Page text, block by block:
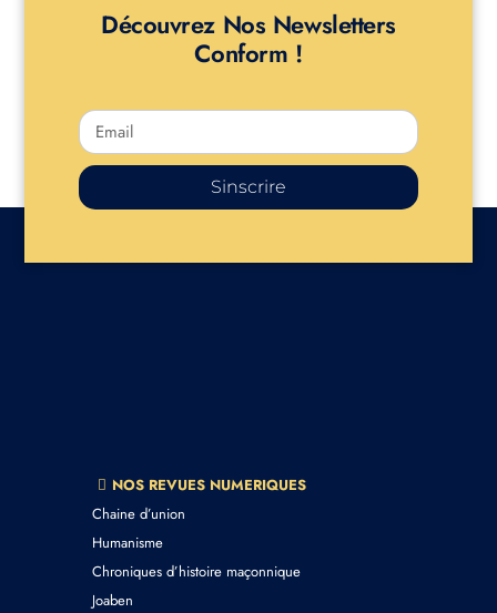
Découvrez Nos Newsletters
Conform !
Sinscrire
NOS REVUES NUMERIQUES
Chaine d’union
Humanisme
Chroniques d’histoire maçonnique
Joaben